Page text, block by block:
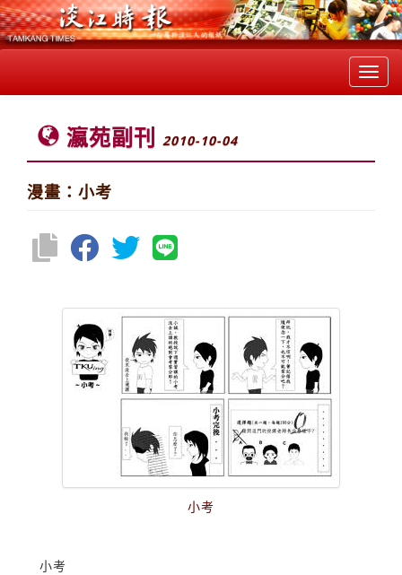
瀛苑副刊 2010-10-04
漫畫：小考
小考
小考